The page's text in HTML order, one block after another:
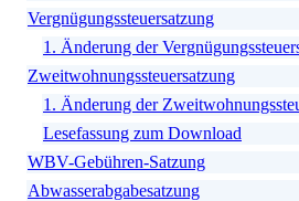
Vergnügungssteuersatzung
1. Änderung der
Zweitwohnungssteuersatzung
1. Änderung der
Lesefassung zum Download
WBV-Gebühren-Satzung
Abwasserabgabesatzung